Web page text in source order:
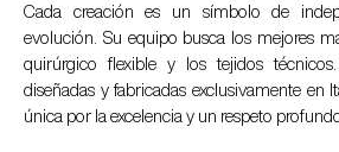
Cada creación es un símbolo de
evolución. Su equipo busca los mejores
quirúrgico flexible y los tejidos
diseñadas y fabricadas exclusivamente en
única por la excelencia y un respeto